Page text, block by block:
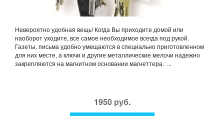
Невероятно удобная вещь! Когда Вы приходите домой или
наоборот уходите, все самое необходимое всегда под рукой.
Газеты, письма удобно умещаются в специально приготовленном
для них месте, а ключи и другие металлические мелочи надежно
закрепляются на магнитном основании магнеттера. ...
1950 руб.